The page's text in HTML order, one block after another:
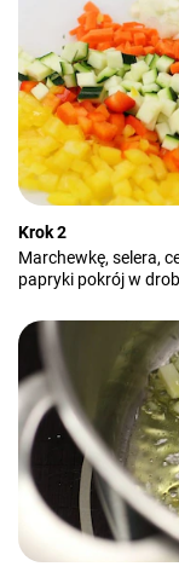
Krok 2
Marchewkę, selera,
papryki pokrój w